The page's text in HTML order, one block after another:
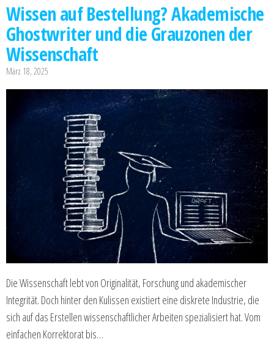
Wissen auf Bestellung? Akademische
Ghostwriter und die Grauzonen der
Wissenschaft
März 18, 2025
Die Wissenschaft lebt von Originalität, Forschung und akademischer
Integrität. Doch hinter den Kulissen existiert eine diskrete Industrie, die
sich auf das Erstellen wissenschaftlicher Arbeiten spezialisiert hat. Vom
einfachen Korrektorat bis…